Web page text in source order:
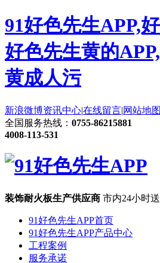
91好色先生APP,
好色先生黄的
黄成人污
新浪微博资讯中心|在线留言|网站地图
全国服务热线： 0755-86215881
4008-113-531
装饰耐火板生产供应商 市内24小时
91好色先生APP首页
91好色先生APP产品中心
工程案例
服务承诺